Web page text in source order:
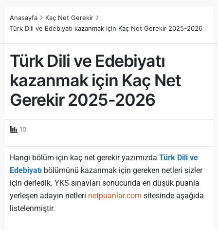
Anasayfa
Kaç Net Gerekir
Türk Dili ve Edebiyatı kazanmak için Kaç Net Gerekir 2025-2026
Türk Dili ve Edebiyatı
kazanmak için Kaç Net
Gerekir 2025-2026
10
Hangi bölüm için kaç net gerekir yazımızda Türk Dili ve
Edebiyatı bölümünü kazanmak için gereken netleri sizler
için derledik. YKS sınavları sonucunda en düşük puanla
yerleşen adayın netleri netpuanlar.com sitesinde aşağıda
listelenmiştir.